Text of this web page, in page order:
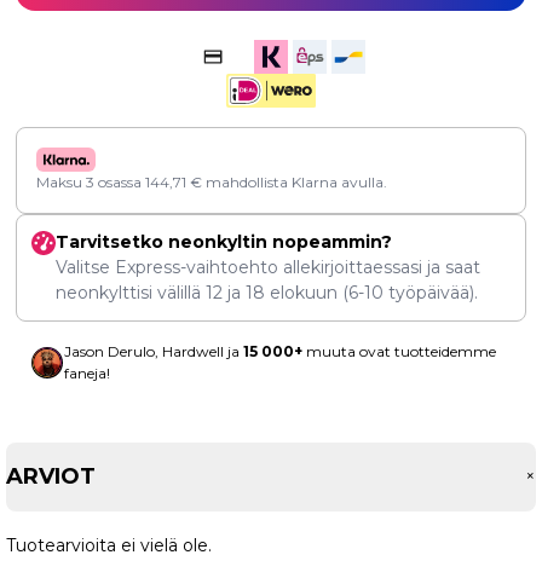
Maksu 3 osassa 144,71 € mahdollista Klarna avulla.
Tarvitsetko neonkyltin nopeammin?
Valitse Express-vaihtoehto allekirjoittaessasi ja saat
neonkylttisi välillä 12 ja 18 elokuun (6-10 työpäivää).
Jason Derulo, Hardwell ja 15 000+ muuta ovat tuotteidemme
faneja!
ARVIOT +
Tuotearvioita ei vielä ole.